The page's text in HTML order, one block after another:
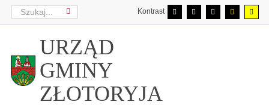
Kontrast
URZĄD
GMINY
ZŁOTORYJA